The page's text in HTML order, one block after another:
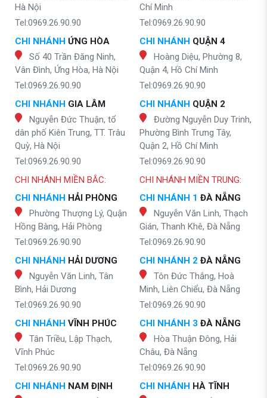
Hà Nội
Tel:0969.26.90.90
CHI NHÁNH ỨNG HÒA
Số 40 Trần Đăng Ninh,
Vân Đình, Ứng Hòa, Hà Nội
Tel:0969.26.90.90
CHI NHÁNH GIA LÂM
Nguyễn Đức Thuận, tổ
dân phố Kiên Trung, TT. Trâu
Quỳ, Hà Nội
Tel:0969.26.90.90
Chí Minh
Tel:0969.26.90.90
CHI NHÁNH QUẬN 4
Hoàng Diệu, Phường 8,
Quận 4, Hồ Chí Minh
Tel:0969.26.90.90
CHI NHÁNH QUẬN 2
Đường Nguyễn Duy Trinh,
Phường Bình Trưng Tây,
Quận 2, Hồ Chí Minh
Tel:0969.26.90.90
CHI NHÁNH MIỀN BẮC:
CHI NHÁNH HẢI PHÒNG
Phường Thượng Lý, Quận
Hồng Bàng, Hải Phòng
Tel:0969.26.90.90
CHI NHÁNH HẢI DƯƠNG
Nguyễn Văn Linh, Tân
Bình, Hải Dương
Tel:0969.26.90.90
CHI NHÁNH VĨNH PHÚC
Tân Triều, Lập Thạch,
Vĩnh Phúc
Tel:0969.26.90.90
CHI NHÁNH NAM ĐỊNH
CHI NHÁNH MIỀN TRUNG:
CHI NHÁNH 1 ĐÀ NẴNG
Nguyễn Văn Linh, Thạch
Gián, Thanh Khê, Đà Nẵng
Tel:0969.26.90.90
CHI NHÁNH 2 ĐÀ NẴNG
Tôn Đức Thắng, Hoà
Minh, Liên Chiểu, Đà Nẵng
Tel:0969.26.90.90
CHI NHÁNH 3 ĐÀ NẴNG
Hòa Thuận Đông, Hải
Châu, Đà Nẵng
Tel:0969.26.90.90
CHI NHÁNH HÀ TĨNH